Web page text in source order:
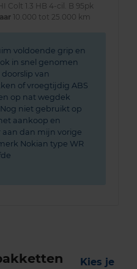
Colt 1.3 HB 4-cil. B 95pk
10.000 tot 25.000 km
voldoende grip en
in snel genomen
van
of vroegtijdig ABS
op nat wegdek
niet gebruikt op
aankoop en
dan mijn vorige
Nokian type WR
Kies je